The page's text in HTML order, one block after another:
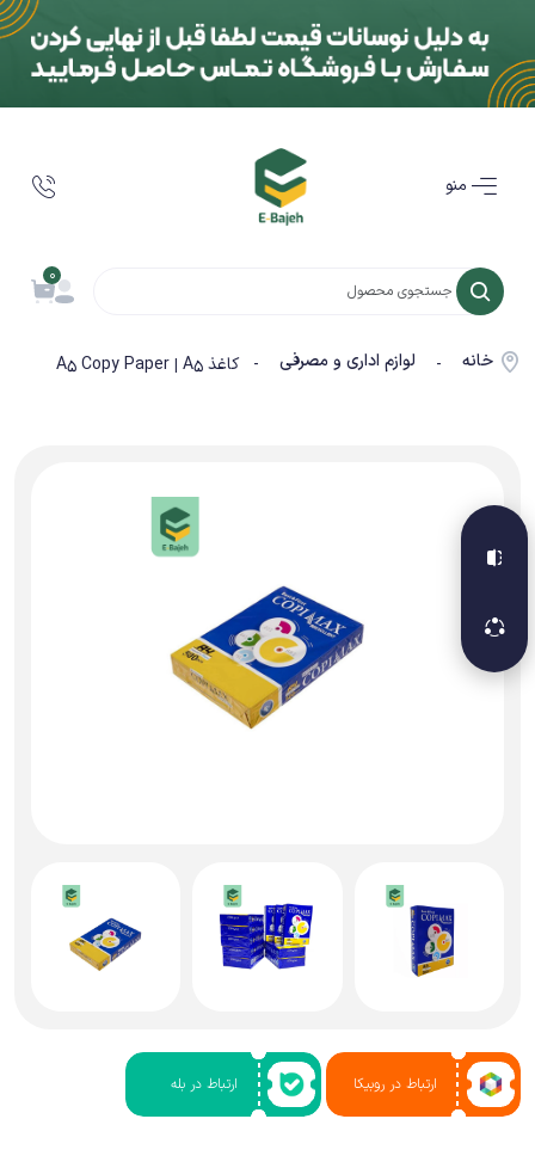
0
خانه - لوازم اداری و مصرفی - کاغذ A5 Copy Paper | A5
ارتباط در روبیکا ارتباط در بله